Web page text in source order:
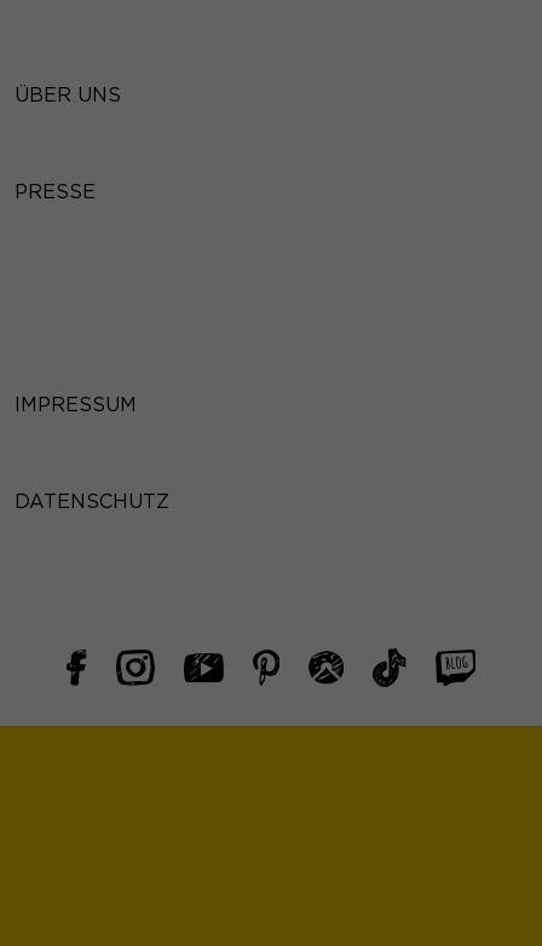
ÜBER UNS
PRESSE
IMPRESSUM
DATENSCHUTZ